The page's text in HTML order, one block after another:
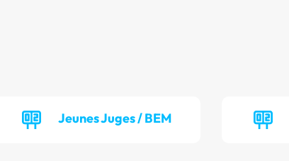
Jeunes Juges / BEM